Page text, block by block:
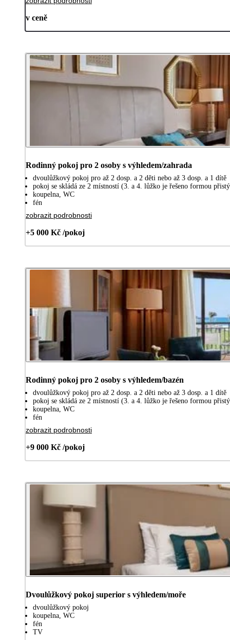
v ceně
Rodinný pokoj pro 2 osoby s výhledem/zahrada
dvoulůžkový pokoj pro až 2 dosp. a 2 děti nebo až 3 dosp. a 1 dítě
pokoj se skládá ze 2 místností (3. a 4. lůžko je řešeno formou
koupelna, WC
fén
zobrazit podrobnosti
+5 000 Kč /pokoj
Rodinný pokoj pro 2 osoby s výhledem/bazén
dvoulůžkový pokoj pro až 2 dosp. a 2 děti nebo až 3 dosp. a 1 dítě
pokoj se skládá ze 2 místností (3. a 4. lůžko je řešeno formou
koupelna, WC
fén
zobrazit podrobnosti
+9 000 Kč /pokoj
Dvoulůžkový pokoj superior s výhledem/moře
dvoulůžkový pokoj
koupelna, WC
fén
TV